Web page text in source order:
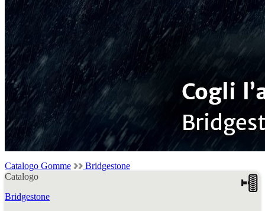
Catalogo Gomme
Bridgestone
Catalogo
Bridgestone